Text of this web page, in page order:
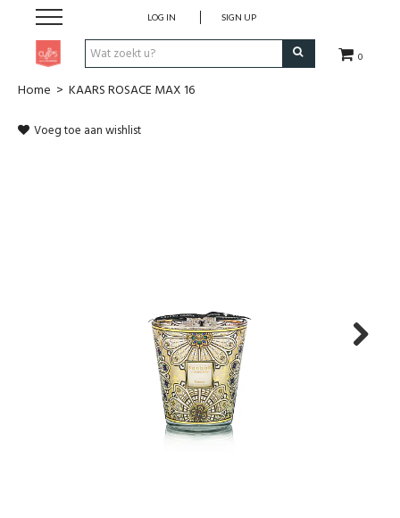
0
LOG IN SIGN UP
Pen & Papier
Home > KAARS ROSACE MAX 16
Voeg toe aan wishlist